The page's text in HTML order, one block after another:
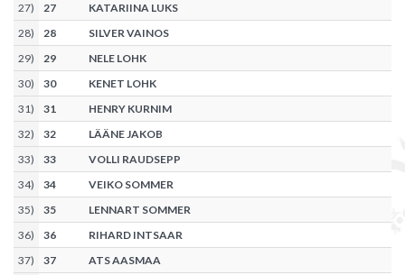
27) 27
KATARIINA LUKS
28) 28
SILVER VAINOS
29) 29
NELE LOHK
30) 30
KENET LOHK
31) 31
HENRY KURNIM
32) 32
LÄÄNE JAKOB
33) 33
VOLLI RAUDSEPP
34) 34
VEIKO SOMMER
35) 35
LENNART SOMMER
36) 36
RIHARD INTSAAR
37) 37
ATS AASMAA